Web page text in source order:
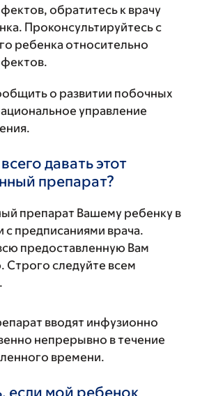
обратитесь к врачу
Проконсультируйтесь с
ребенка относительно
о развитии побочных
управление
давать этот
препарат?
препарат Вашему ребенку в
с предписаниями врача.
предоставленную Вам
следуйте всем
вводят инфузионно
непрерывно в течение
времени.
если мой ребенок